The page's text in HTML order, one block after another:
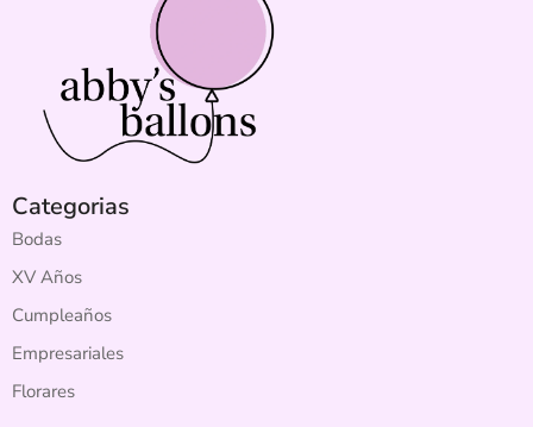
Categorias
Bodas
XV Años
Cumpleaños
Empresariales
Florares